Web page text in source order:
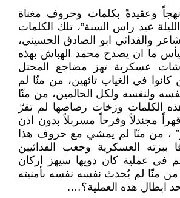
وعقيدةً بكلمات وحروف مغناة
الليلة عيد راس السنة”، تلك الكلمات
والفدائي ابو الصادق الحسيني،
ما ان يصدح محمد الهباش بهذه
عسكرية تهز مضاجع المحتل
في الغياب تائهين، من منّا لم
ولنفسه ولكل الحالمين، من منّا
الكلمات وزخات رصاصها لم تفرّ
مجندلاً وفرحاً مسربلاً بدون اذن
، من منّا لم يمشي مع حروف هذا
ببزته العسكرية وجعب الفدائيين
في عملية كان دويها سيهز اركان
منّا لم يُحدث نفسه نفسه بأمنيته
أحد ابطال هذه العملية؟….